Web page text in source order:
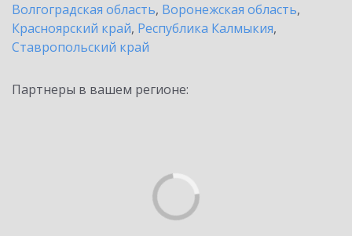
Волгоградская область, Воронежская область,
Красноярский край, Республика Калмыкия,
Ставропольский край
Партнеры в вашем регионе: